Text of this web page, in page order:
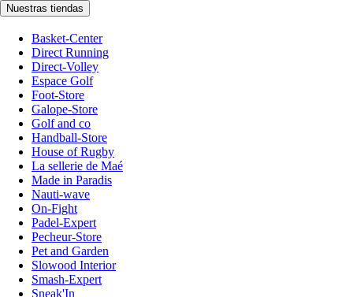
Nuestras tiendas
Basket-Center
Direct Running
Direct-Volley
Espace Golf
Foot-Store
Galope-Store
Golf and co
Handball-Store
House of Rugby
La sellerie de Maé
Made in Paradis
Nauti-wave
On-Fight
Padel-Expert
Pecheur-Store
Pet and Garden
Slowood Interior
Smash-Expert
Sneak'In